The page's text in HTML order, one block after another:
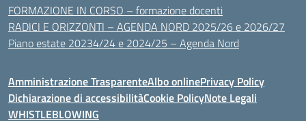
FORMAZIONE IN CORSO – formazione docenti
RADICI E ORIZZONTI – AGENDA NORD 2025/26 e 2026/27
Piano estate 20234/24 e 2024/25 – Agenda Nord
Amministrazione TrasparenteAlbo onlinePrivacy Policy
Dichiarazione di accessibilitàCookie PolicyNote Legali
WHISTLEBLOWING